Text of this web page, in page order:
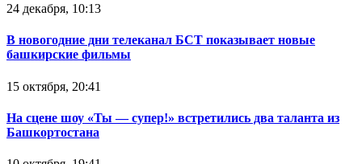
24 декабря, 10:13
В новогодние дни телеканал БСТ показывает новые
башкирские фильмы
15 октября, 20:41
На сцене шоу «Ты — супер!» встретились два таланта из
Башкортостана